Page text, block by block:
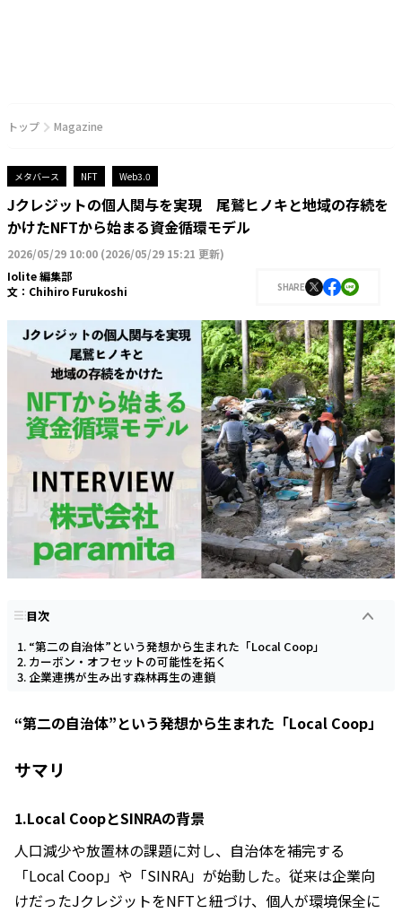
トップ Magazine
メタバース NFT Web3.0
Jクレジットの個人関与を実現 尾鷲ヒノキと地域の存続を
かけたNFTから始まる資金循環モデル
2026/05/29 10:00 (2026/05/29 15:21 更新)
Iolite 編集部
文： Chihiro Furukoshi SHARE
目次
“第二の自治体”という発想から生まれた「Local Coop」
カーボン・オフセットの可能性を拓く
企業連携が生み出す森林再生の連鎖
“第二の自治体”という発想から生まれた「Local Coop」
サマリ
1.Local CoopとSINRAの背景
人口減少や放置林の課題に対し、自治体を補完する
「Local Coop」や「SINRA」が始動した。従来は企業向
けだったJクレジットをNFTと紐づけ、個人が環境保全に